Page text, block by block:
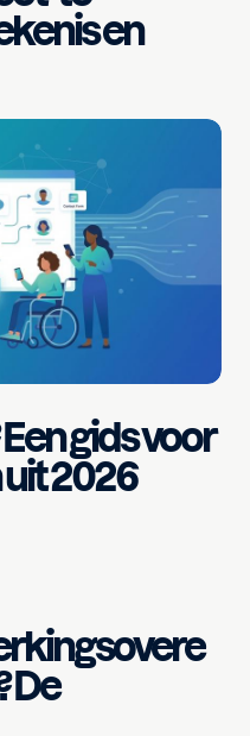
en
gids voor
uit 2026
De